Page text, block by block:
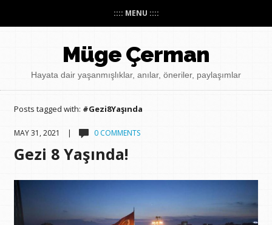
:::: MENU ::::
Müge Çerman
Hayata dair yaşanmışlıklar, anılar, öneriler, paylaşımlar
Posts tagged with: #Gezi8Yaşında
MAY 31, 2021 | 0 COMMENTS
Gezi 8 Yaşında!